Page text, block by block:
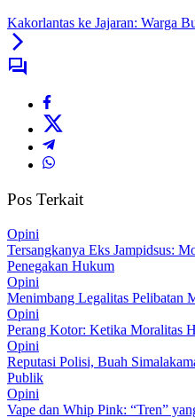
Kakorlantas ke Jajaran: Warga
Pos Terkait
Opini
Tersangkanya Eks Jampidsus:
Penegakan Hukum
Opini
Menimbang Legalitas Pelibatan
Opini
Perang Kotor: Ketika Moralitas
Opini
Reputasi Polisi, Buah
Publik
Opini
Vape dan Whip Pink: “Tren”